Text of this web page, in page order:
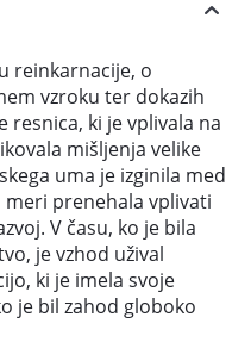
reinkarnacije, o
vzroku ter dokazih
resnica, ki je vplivala na
mišljenja velike
uma je izginila med
prenehala vplivati
V času, ko je bila
je vzhod užival
ki je imela svoje
je bil zahod globoko